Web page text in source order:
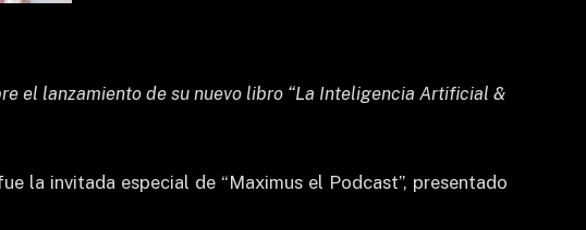
el lanzamiento de su nuevo libro “La Inteligencia Artificial &
la invitada especial de “Maximus el Podcast”, presentado